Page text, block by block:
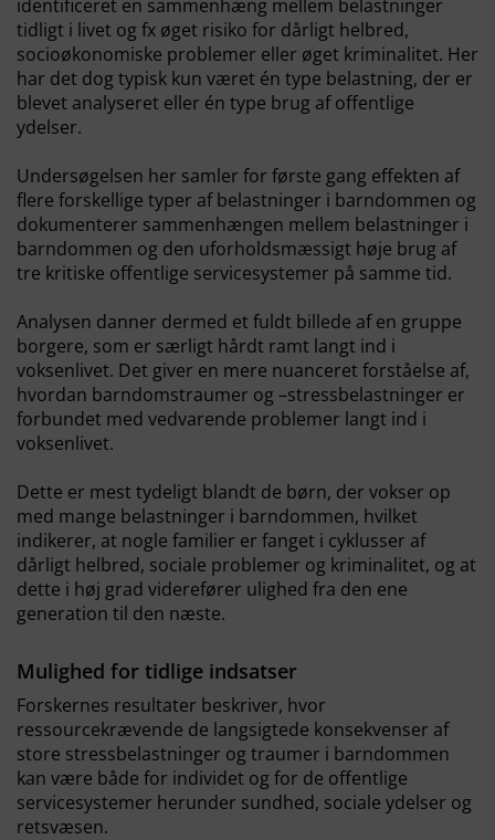
identificeret en sammenhæng mellem belastninger
tidligt i livet og fx øget risiko for dårligt helbred,
socioøkonomiske problemer eller øget kriminalitet. Her
har det dog typisk kun været én type belastning, der er
blevet analyseret eller én type brug af offentlige
ydelser.
Undersøgelsen her samler for første gang effekten af
flere forskellige typer af belastninger i barndommen og
dokumenterer sammenhængen mellem belastninger i
barndommen og den uforholdsmæssigt høje brug af
tre kritiske offentlige servicesystemer på samme tid.
Analysen danner dermed et fuldt billede af en gruppe
borgere, som er særligt hårdt ramt langt ind i
voksenlivet. Det giver en mere nuanceret forståelse af,
hvordan barndomstraumer og –stressbelastninger er
forbundet med vedvarende problemer langt ind i
voksenlivet.
Dette er mest tydeligt blandt de børn, der vokser op
med mange belastninger i barndommen, hvilket
indikerer, at nogle familier er fanget i cyklusser af
dårligt helbred, sociale problemer og kriminalitet, og at
dette i høj grad viderefører ulighed fra den ene
generation til den næste.
Mulighed for tidlige indsatser
Forskernes resultater beskriver, hvor
ressourcekrævende de langsigtede konsekvenser af
store stressbelastninger og traumer i barndommen
kan være både for individet og for de offentlige
servicesystemer herunder sundhed, sociale ydelser og
retsvæsen.